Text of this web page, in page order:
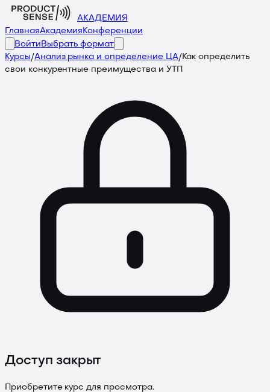
АКАДЕМИЯ
ГлавнаяАкадемия Конференции
Войти Выбрать формат
Курсы/Анализ рынка и определение ЦА/ Как определить
свои конкурентные преимущества и УТП
Доступ закрыт
Приобретите курс для просмотра.